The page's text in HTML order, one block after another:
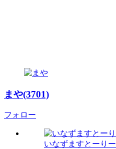
まや(3701)
フォロー
いなずますとーりー